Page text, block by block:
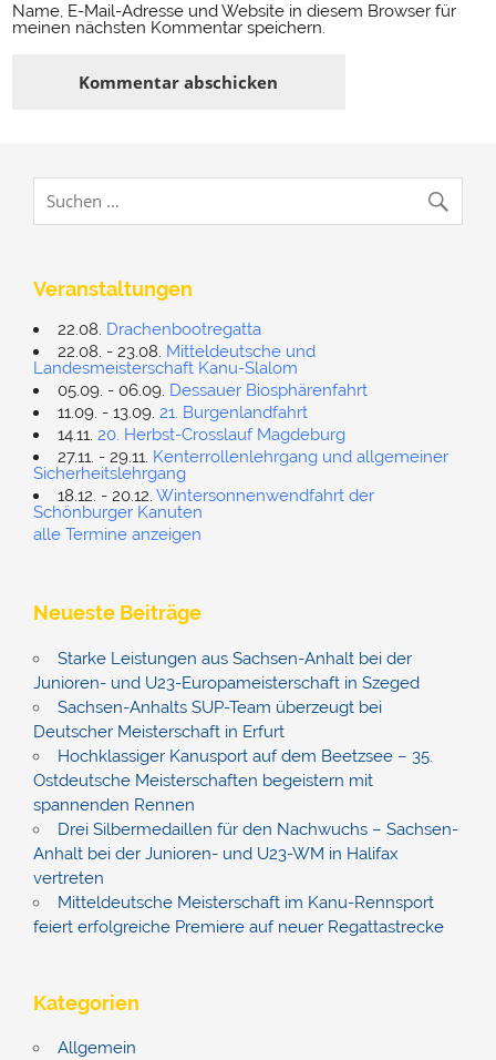
Name, E-Mail-Adresse und Website in diesem Browser für
meinen nächsten Kommentar speichern.
Veranstaltungen
22.08. Drachenbootregatta
22.08. - 23.08. Mitteldeutsche und
Landesmeisterschaft Kanu-Slalom
05.09. - 06.09. Dessauer Biosphärenfahrt
11.09. - 13.09. 21. Burgenlandfahrt
14.11. 20. Herbst-Crosslauf Magdeburg
27.11. - 29.11. Kenterrollenlehrgang und allgemeiner
Sicherheitslehrgang
18.12. - 20.12. Wintersonnenwendfahrt der
Schönburger Kanuten
alle Termine anzeigen
Neueste Beiträge
Starke Leistungen aus Sachsen-Anhalt bei der
Junioren- und U23-Europameisterschaft in Szeged
Sachsen-Anhalts SUP-Team überzeugt bei
Deutscher Meisterschaft in Erfurt
Hochklassiger Kanusport auf dem Beetzsee – 35.
Ostdeutsche Meisterschaften begeistern mit
spannenden Rennen
Drei Silbermedaillen für den Nachwuchs – Sachsen-
Anhalt bei der Junioren- und U23-WM in Halifax
vertreten
Mitteldeutsche Meisterschaft im Kanu-Rennsport
feiert erfolgreiche Premiere auf neuer Regattastrecke
Kategorien
Allgemein